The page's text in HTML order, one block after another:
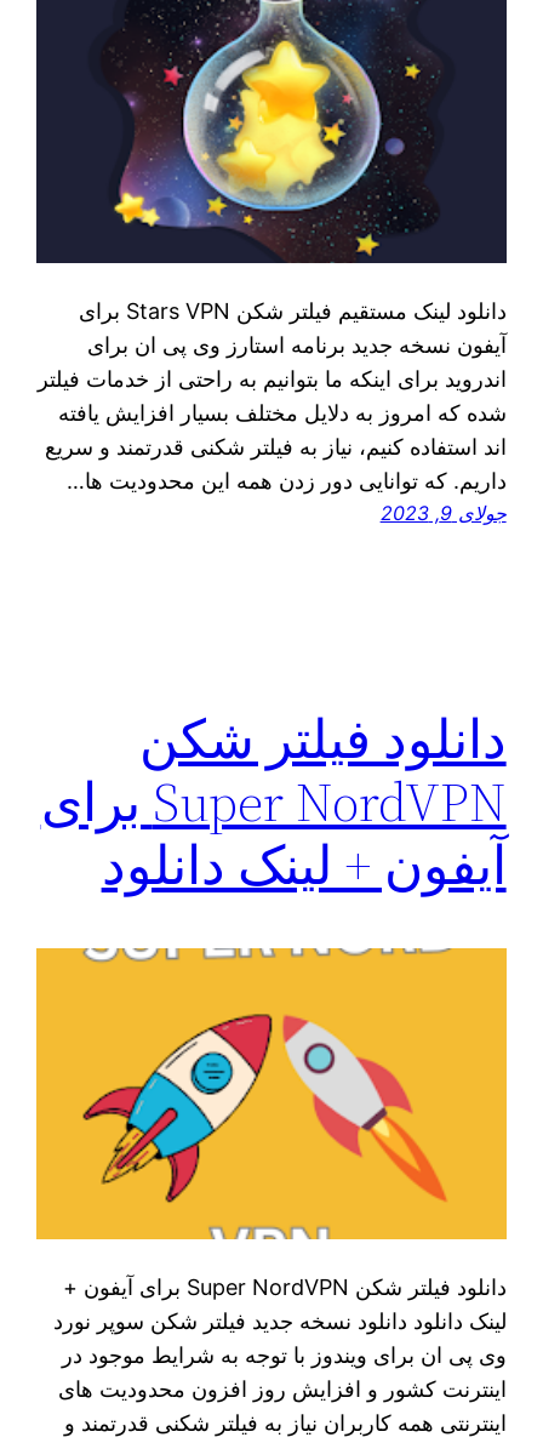
دانلود لینک مستقیم فیلتر شکن Stars VPN برای
آیفون نسخه جدید برنامه استارز وی پی ان برای
اندروید برای اینکه ما بتوانیم به راحتی از خدمات فیلتر
شده که امروز به دلایل مختلف بسیار افزایش یافته
اند استفاده کنیم، نیاز به فیلتر شکنی قدرتمند و سریع
داریم. که توانایی دور زدن همه این محدودیت ها…
جولای 9, 2023
دانلود فیلتر شکن
Super NordVPN برای
آیفون + لینک دانلود
دانلود فیلتر شکن Super NordVPN برای آیفون +
لینک دانلود دانلود نسخه جدید فیلتر شکن سوپر نورد
وی پی ان برای ویندوز با توجه به شرایط موجود در
اینترنت کشور و افزایش روز افزون محدودیت های
اینترنتی همه کاربران نیاز به فیلتر شکنی قدرتمند و